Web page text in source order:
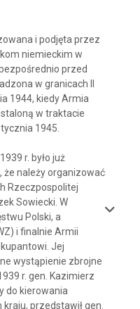
i podjęta przez
niemieckim w
przed
w granicach II
1944, kiedy Armia
w traktacie
1945.
r. było już
że należy organizować
Rzeczpospolitej
Sowiecki. W
Polski, a
i finalnie Armii
Jej
wystąpienie zbrojne
r. gen. Kazimierz
do kierowania
przedstawił gen.